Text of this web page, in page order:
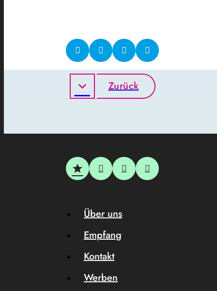
Zurück
Über uns
Empfang
Kontakt
Werben